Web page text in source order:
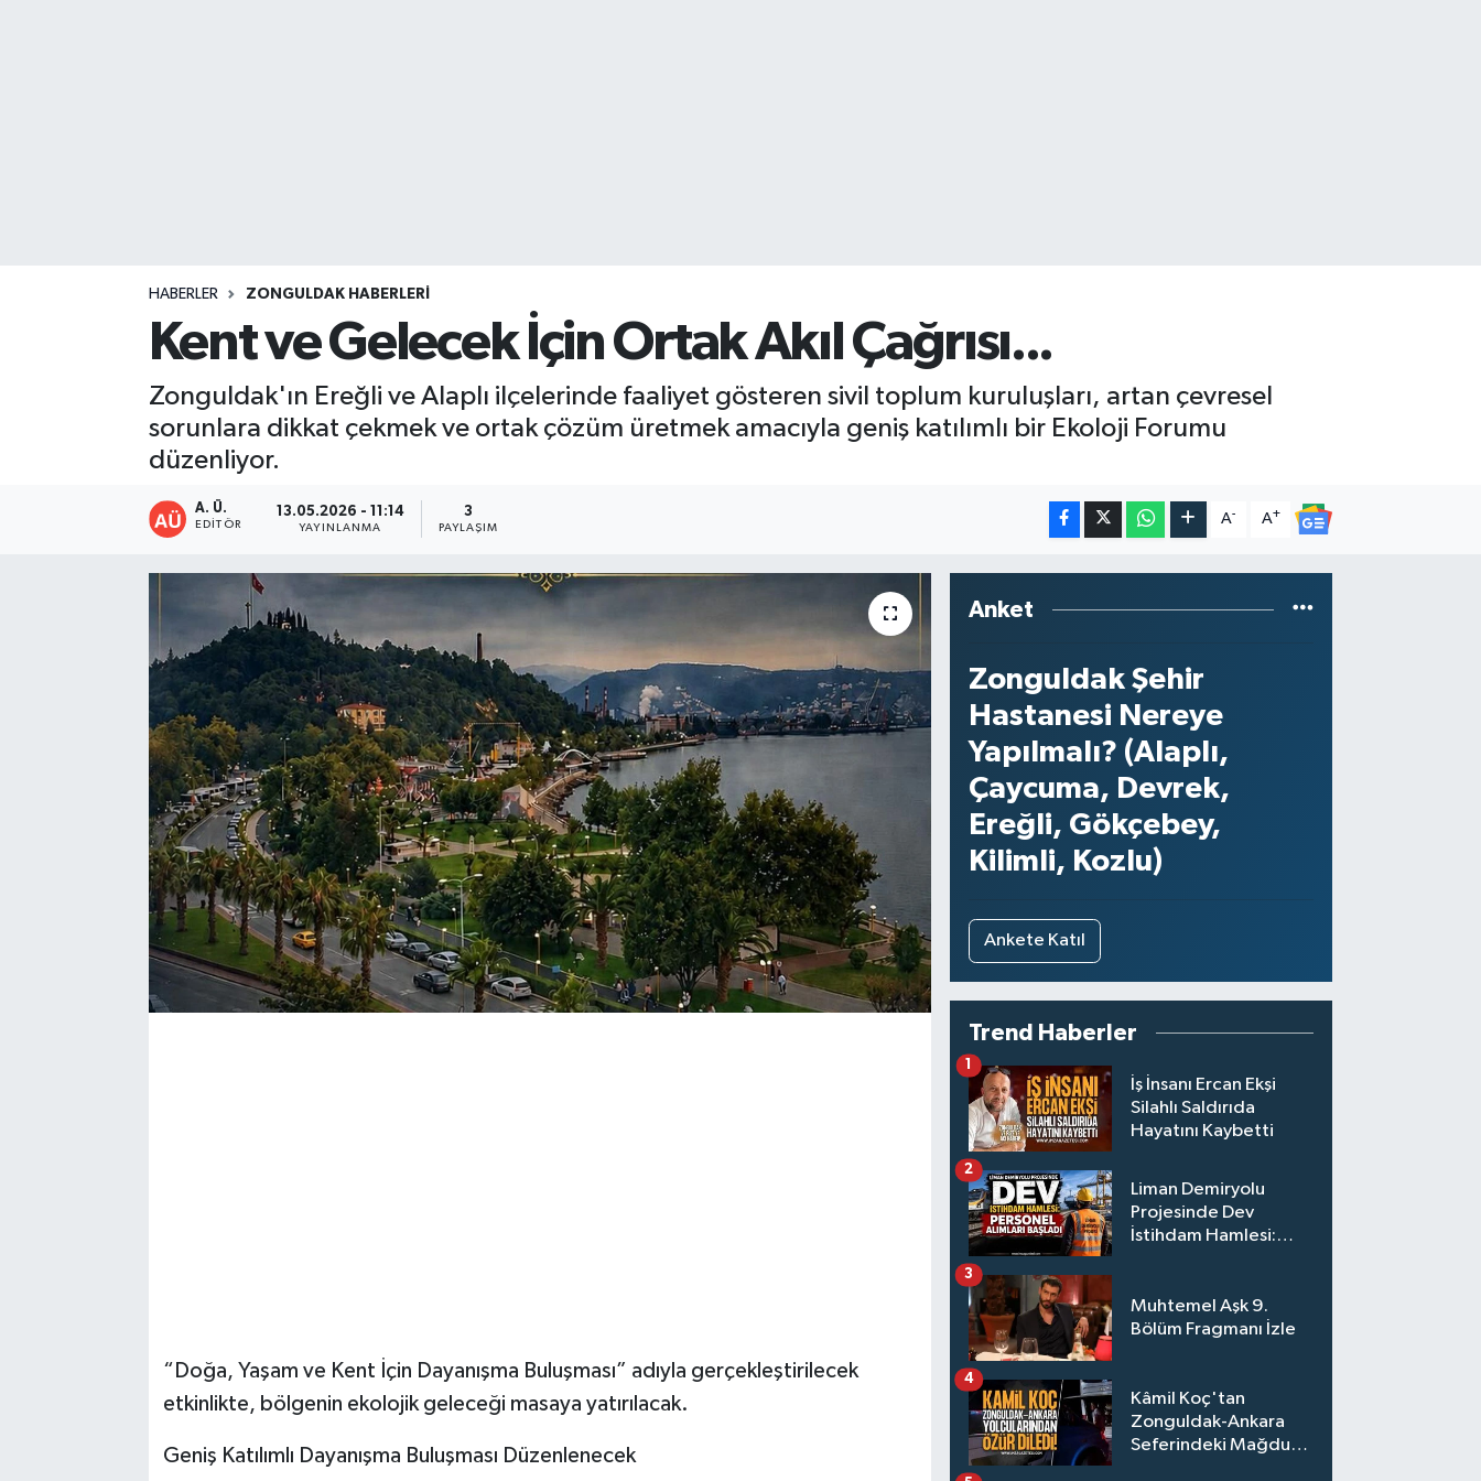
HABERLER ZONGULDAK HABERLERI
Kent ve Gelecek İçin Ortak Akıl Çağrısı...
Zonguldak'ın Ereğli ve Alaplı ilçelerinde faaliyet gösteren sivil toplum kuruluşları, artan çevresel
sorunlara dikkat çekmek ve ortak çözüm üretmek amacıyla geniş katılımlı bir Ekoloji Forumu
düzenliyor.
A. Ü.
EDITÖR
13.05.2026 - 11:14
YAYINLANMA
3
PAYLAŞIM
A- A+
“Doğa, Yaşam ve Kent İçin Dayanışma Buluşması” adıyla gerçekleştirilecek
etkinlikte, bölgenin ekolojik geleceği masaya yatırılacak.
Geniş Katılımlı Dayanışma Buluşması Düzenlenecek
Anket
Zonguldak Şehir
Hastanesi Nereye
Yapılmalı? (Alaplı,
Çaycuma, Devrek,
Ereğli, Gökçebey,
Kilimli, Kozlu)
Ankete Katıl
Trend Haberler
İş İnsanı Ercan Ekşi
Silahlı Saldırıda
Hayatını Kaybetti
1
Liman Demiryolu
Projesinde Dev
İstihdam Hamlesi:
2
Muhtemel Aşk 9.
Bölüm Fragmanı İzle
3
Kâmil Koç'tan
Zonguldak-Ankara
Seferindeki Mağdur
4
KASTAMONU